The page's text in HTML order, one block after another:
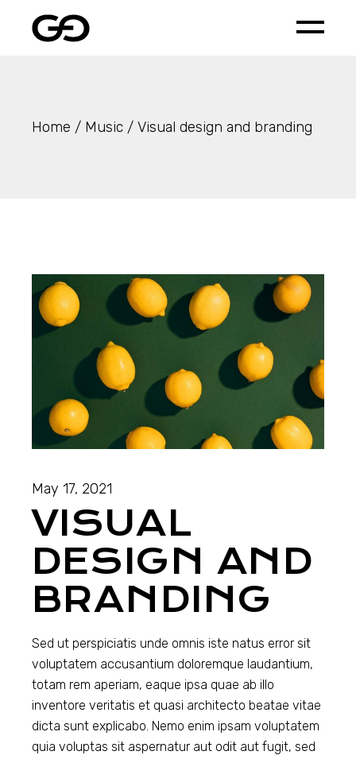
Home Music Visual design and branding
May 17, 2021
VISUAL
DESIGN AND
BRANDING
Sed ut perspiciatis unde omnis iste natus error sit
voluptatem accusantium doloremque laudantium,
totam rem aperiam, eaque ipsa quae ab illo
inventore veritatis et quasi architecto beatae vitae
dicta sunt explicabo. Nemo enim ipsam voluptatem
quia voluptas sit aspernatur aut odit aut fugit, sed